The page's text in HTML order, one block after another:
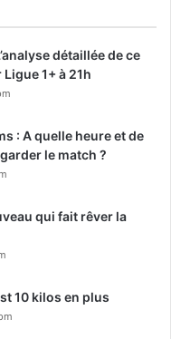
détaillée de ce
1+ à 21h
: A quelle heure et de
le match ?
qui fait rêver la
10 kilos en plus